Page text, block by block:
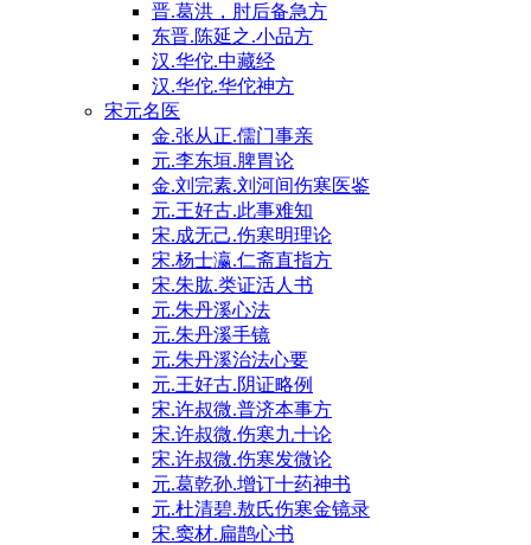
晋.葛洪，肘后备急方
东晋.陈延之.小品方
汉.华佗.中藏经
汉.华佗.华佗神方
宋元名医
金.张从正.儒门事亲
元.李东垣.脾胃论
金.刘完素.刘河间伤寒医鉴
元.王好古.此事难知
宋.成无己.伤寒明理论
宋.杨士瀛.仁斋直指方
宋.朱肱.类证活人书
元.朱丹溪心法
元.朱丹溪手镜
元.朱丹溪治法心要
元.王好古.阴证略例
宋.许叔微.普济本事方
宋.许叔微.伤寒九十论
宋.许叔微.伤寒发微论
元.葛乾孙.增订十药神书
元.杜清碧.敖氏伤寒金镜录
宋.窦材.扁鹊心书